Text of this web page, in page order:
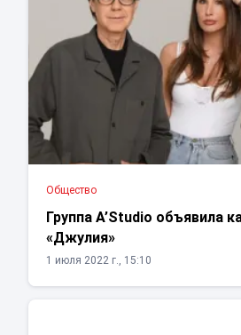
Общество
Группа A’Studio объявила
«Джулия»
1 июля 2022 г., 15:10